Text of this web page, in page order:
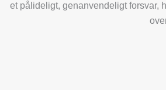
et pålideligt, genanvendeligt forsvar,